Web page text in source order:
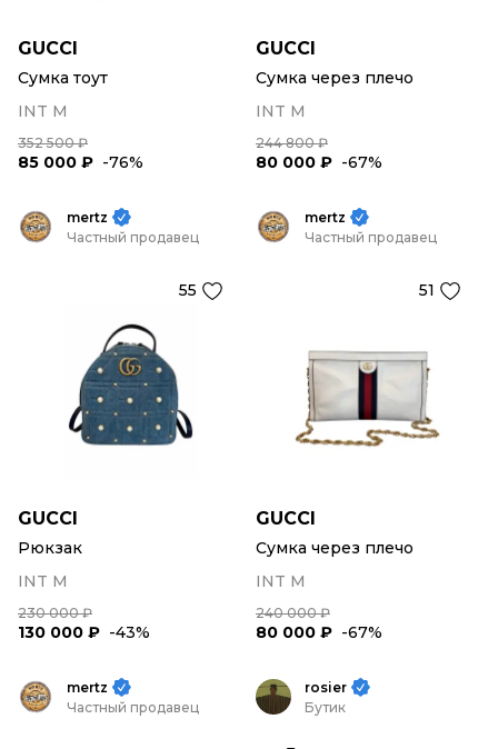
GUCCI
Сумка тоут
INT M
352 500 ₽
85 000 ₽ -76%
GUCCI
Сумка через плечо
INT M
244 800 ₽
80 000 ₽ -67%
mertz
Частный продавец
55
GUCCI
Рюкзак
INT M
230 000 ₽
130 000 ₽ -43%
mertz
Частный продавец
51
GUCCI
Сумка через плечо
INT M
240 000 ₽
80 000 ₽ -67%
mertz
Частный продавец
rosier
Бутик